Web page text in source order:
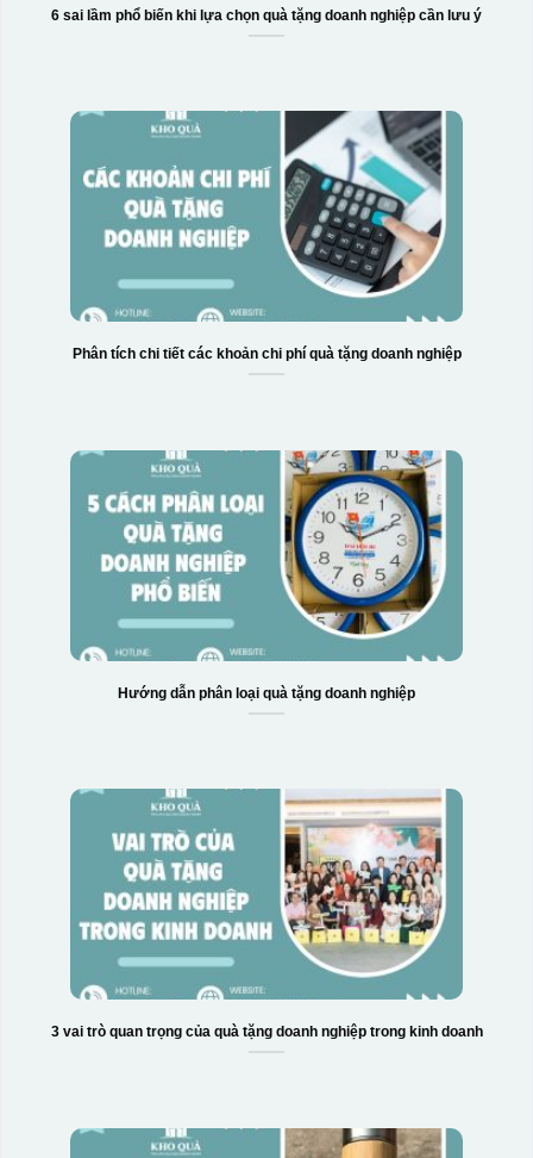
6 sai lầm phổ biến khi lựa chọn quà tặng doanh nghiệp cần lưu ý
Phân tích chi tiết các khoản chi phí quà tặng doanh nghiệp
Hướng dẫn phân loại quà tặng doanh nghiệp
3 vai trò quan trọng của quà tặng doanh nghiệp trong kinh doanh